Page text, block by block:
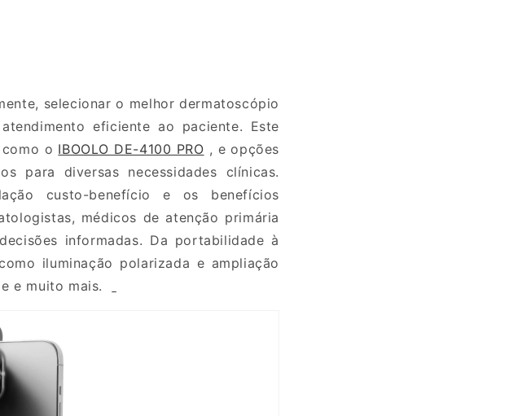
selecionar o melhor dermatoscópio
eficiente ao paciente. Este
o IBOOLO DE-4100 PRO , e opções
para diversas necessidades clínicas.
custo-benefício e os benefícios
médicos de atenção primária
informadas. Da portabilidade à
iluminação polarizada e ampliação
e muito mais.